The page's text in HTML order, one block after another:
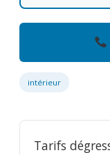
intérieur
Tarifs